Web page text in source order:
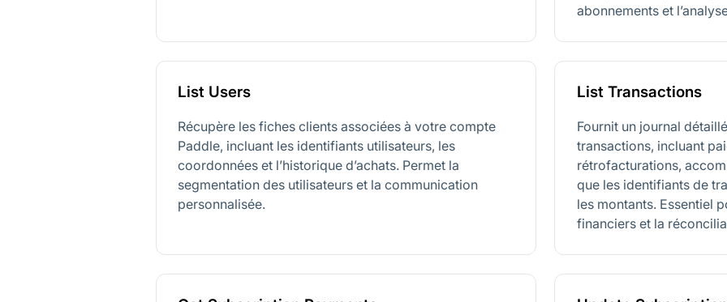
abonnements et
List Users
Récupère les fiches clients associées à votre compte
Paddle, incluant les identifiants utilisateurs, les
coordonnées et l’historique d’achats. Permet la
segmentation des utilisateurs et la communication
personnalisée.
List Transactions
Fournit un journal
transactions, incluant
rétrofacturations,
que les identifiants de
les montants. Essentiel
financiers et la